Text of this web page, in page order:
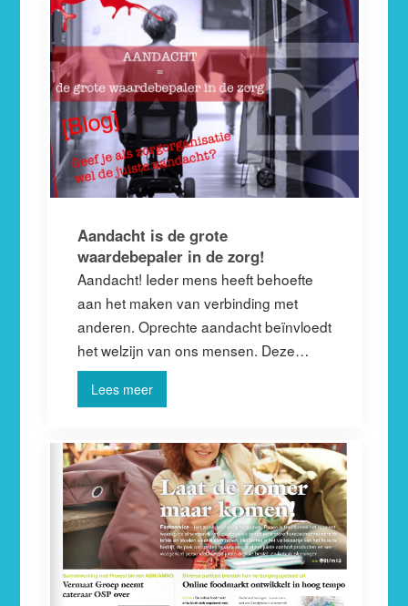
Aandacht is de grote
waardebepaler in de zorg!
Aandacht! Ieder mens heeft behoefte
aan het maken van verbinding met
anderen. Oprechte aandacht beïnvloedt
het welzijn van ons mensen. Deze…
Lees meer